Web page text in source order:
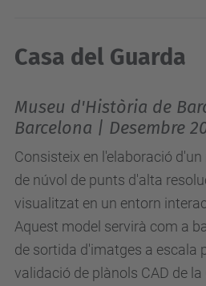
Casa del Guarda
Museu d'Història de
Barcelona | Desembre
Consisteix en l'elaboració
de núvol de punts d'alta
visualitzat en un entorn
Aquest model servirà com a
de sortida d'imatges a escala
validació de plànols CAD de